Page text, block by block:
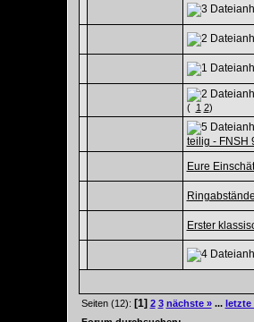
( 1 2)
teilig - FNSH
Eure
Erster
Seiten (12): [1] 2 3 nächste » ... letzte